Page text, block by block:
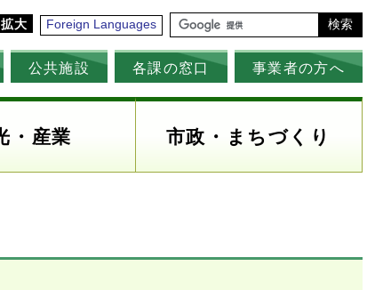
拡大 Foreign Languages 検索
公共施設 各課の窓口 事業者の方へ
・産業 市政・まちづくり